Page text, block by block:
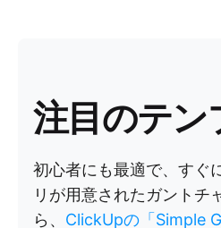
注目のテン
初心者にも最適で、すぐ
リが用意されたガントチ
ら、 ClickUpの「Simple